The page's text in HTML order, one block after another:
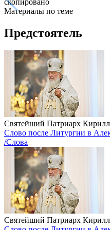
скопировано
Материалы по теме
Предстоятель
Святейший Патриарх Кирилл
Слово после Литургии в
/Слова
Святейший Патриарх Кирилл